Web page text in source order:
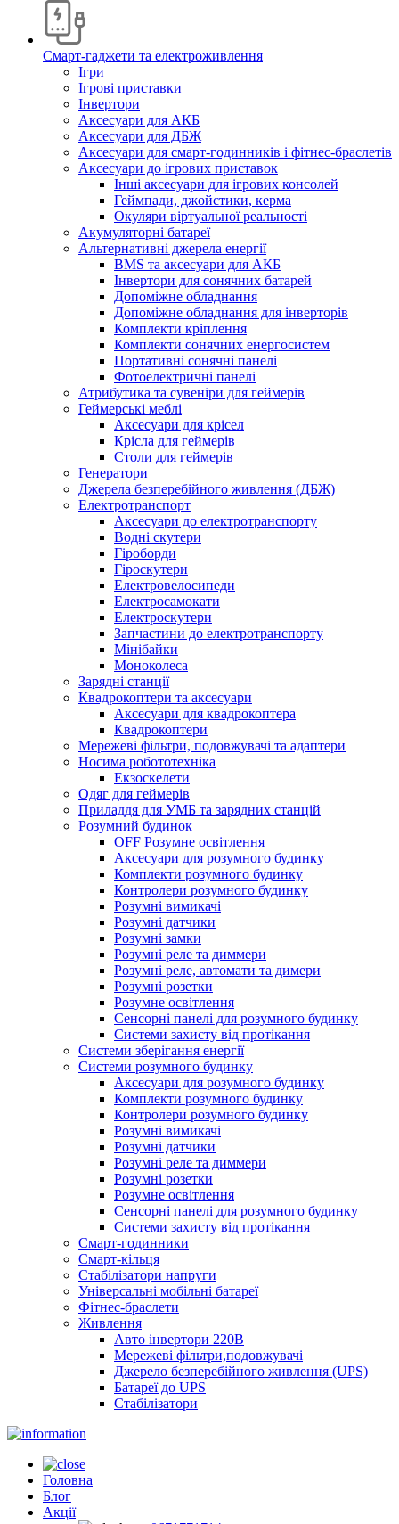
Смарт-гаджети та електроживлення
Ігри
Ігрові приставки
Інвертори
Аксесуари для АКБ
Аксесуари для ДБЖ
Аксесуари для смарт-годинників і фітнес-браслетів
Аксесуари до ігрових приставок
Інші аксесуари для ігрових консолей
Геймпади, джойстики, керма
Окуляри віртуальної реальності
Акумуляторні батареї
Альтернативні джерела енергії
BMS та аксесуари для АКБ
Інвертори для сонячних батарей
Допоміжне обладнання
Допоміжне обладнання для інверторів
Комплекти кріплення
Комплекти сонячних енергосистем
Портативні сонячні панелі
Фотоелектричні панелі
Атрибутика та сувеніри для геймерів
Геймерські меблі
Аксесуари для крісел
Крісла для геймерів
Столи для геймерів
Генератори
Джерела безперебійного живлення (ДБЖ)
Електротранспорт
Аксесуари до електротранспорту
Водні скутери
Гіроборди
Гіроскутери
Електровелосипеди
Електросамокати
Електроскутери
Запчастини до електротранспорту
Мінібайки
Моноколеса
Зарядні станції
Квадрокоптери та аксесуари
Аксесуари для квадрокоптера
Квадрокоптери
Мережеві фільтри, подовжувачі та адаптери
Носима робототехніка
Екзоскелети
Одяг для геймерів
Приладдя для УМБ та зарядних станцій
Розумний будинок
OFF Розумне освітлення
Аксесуари для розумного будинку
Комплекти розумного будинку
Контролери розумного будинку
Розумні вимикачі
Розумні датчики
Розумні замки
Розумні реле та диммери
Розумні реле, автомати та димери
Розумні розетки
Розумне освітлення
Сенсорні панелі для розумного будинку
Системи захисту від протікання
Системи зберігання енергії
Системи розумного будинку
Аксесуари для розумного будинку
Комплекти розумного будинку
Контролери розумного будинку
Розумні вимикачі
Розумні датчики
Розумні реле та диммери
Розумні розетки
Розумне освітлення
Сенсорні панелі для розумного будинку
Системи захисту від протікання
Смарт-годинники
Смарт-кільця
Стабілізатори напруги
Універсальні мобільні батареї
Фітнес-браслети
Живлення
Авто інвертори 220В
Мережеві фільтри,подовжувачі
Джерело безперебійного живлення (UPS)
Батареї до UPS
Стабілізатори
Головна
Блог
Акції